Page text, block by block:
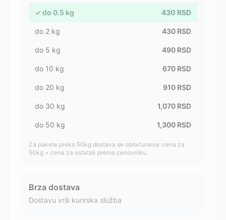
✓ do 0.5 kg 430 RSD
do 2 kg 430 RSD
do 5 kg 490 RSD
do 10 kg 670 RSD
do 20 kg 910 RSD
do 30 kg 1,070 RSD
do 50 kg 1,300 RSD
Za pakete preko 50kg dostava se obračunava: cena za
50kg + cena za ostatak prema cenovniku
Brza dostava
Dostavu vrši kurirska služba